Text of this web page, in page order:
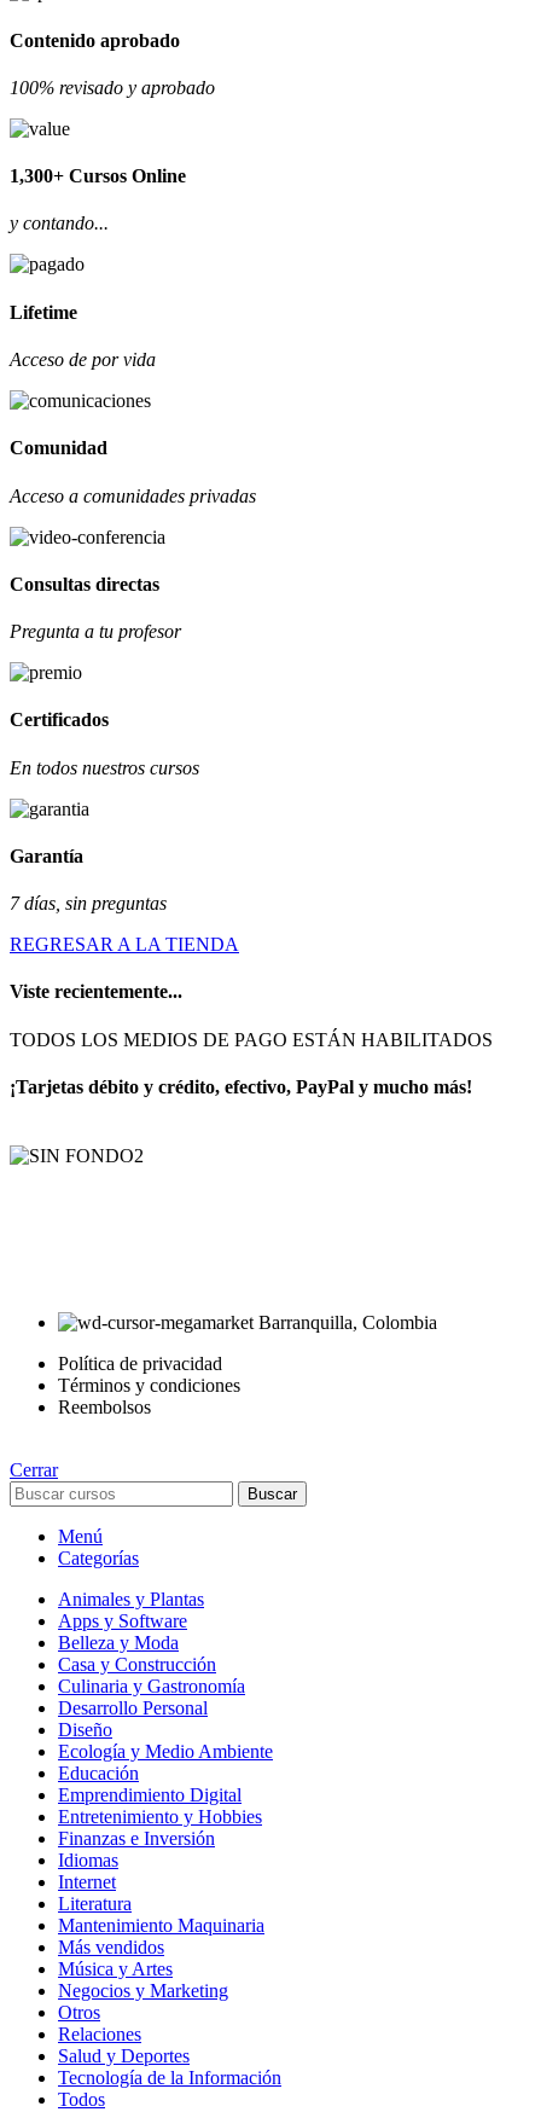
Contenido aprobado
100% revisado y aprobado
1,300+ Cursos Online
y contando...
Lifetime
Acceso de por vida
Comunidad
Acceso a comunidades privadas
Consultas directas
Pregunta a tu profesor
Certificados
En todos nuestros cursos
Garantía
7 días, sin preguntas
REGRESAR A LA TIENDA
Viste recientemente...
TODOS LOS MEDIOS DE PAGO ESTÁN HABILITADOS
¡Tarjetas débito y crédito, efectivo, PayPal y mucho más!
Barranquilla, Colombia
Política de privacidad
Términos y condiciones
Reembolsos
Cerrar
Buscar
Menú
Categorías
Animales y Plantas
Apps y Software
Belleza y Moda
Casa y Construcción
Culinaria y Gastronomía
Desarrollo Personal
Diseño
Ecología y Medio Ambiente
Educación
Emprendimiento Digital
Entretenimiento y Hobbies
Finanzas e Inversión
Idiomas
Internet
Literatura
Mantenimiento Maquinaria
Más vendidos
Música y Artes
Negocios y Marketing
Otros
Relaciones
Salud y Deportes
Tecnología de la Información
Todos